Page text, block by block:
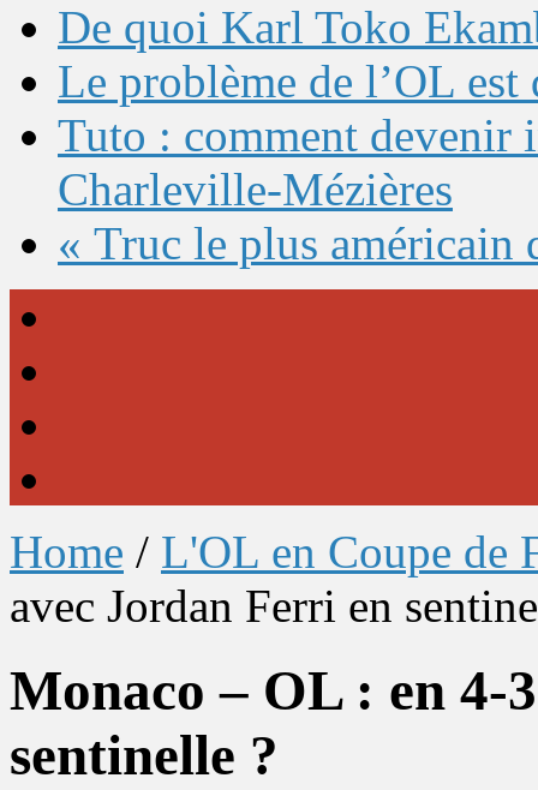
De quoi Karl Toko
Le problème de l’OL
Tuto : comment devenir
Charleville-Mézières
« Truc le plus américain
Home / L'OL en Coupe de
avec Jordan Ferri en
Monaco – OL : en 4-
sentinelle ?